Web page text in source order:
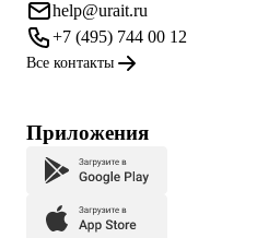
help@urait.ru
+7 (495) 744 00 12
Все контакты
Приложения